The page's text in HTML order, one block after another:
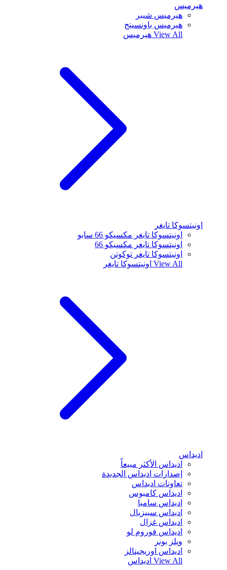
هيرميس
هيرميس شيبر
هيرميس باونسينج
View All هيرميس
اونيتسوكا تايغر
اونيتسوكا تايغر مكسيكو 66 سابو
اونيتسوكا تايغر مكسيكو 66
اونيتسوكا تايغر توكوتن
View All اونيتسوكا تايغر
اديداس
اديداس الأكثر مبيعاً
إصدارات اديداس الجديدة
تعاونات اديداس
اديداس كامبوس
اديداس سامبا
اديداس سبيزيال
اديداس غزال
اديداس فوروم لو
ويلز بونر
اديداس اوريجينالز
View All اديداس